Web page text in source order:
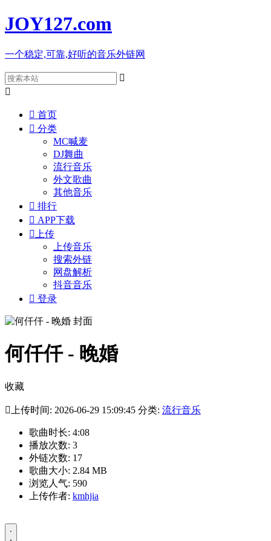
JOY127.com
一个稳定,可靠,好听的音乐外链网


 首页
 分类
MC喊麦
DJ舞曲
流行音乐
外文歌曲
其他音乐
 排行
 APP下载
 上传
上传音乐
搜索外链
网盘解析
抖音音乐
 登录
何仟仟 - 晚婚
收藏
 上传时间: 2026-06-29 15:09:45 分类: 流行音乐
歌曲时长: 4:08
播放次数: 3
外链次数: 17
歌曲大小: 2.84 MB
浏览人气: 590
上传作者: kmhjia